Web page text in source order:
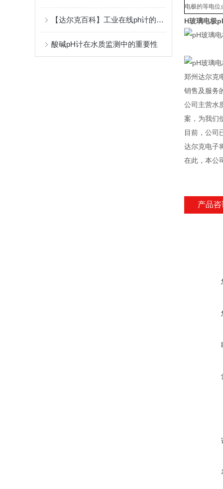
【达尔克百科】工业在线ph计的工作原理及应用领域
酸碱pH计在水质监测中的重要性
电极的等电位
H玻璃电极
郑州达尔克
销售及服务
公司主营水
案，为我们
目前，公司
达尔克电子
在此，本公
产品